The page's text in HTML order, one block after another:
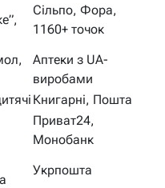
Сільпо, Фора,
1160+ точок
Аптеки з UA-
виробами
Книгарні, Пошта
Приват24,
Монобанк
Укрпошта